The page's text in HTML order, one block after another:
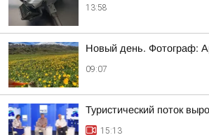
13:58
Новый день. Фотограф:
09:07
Туристический поток
15:13